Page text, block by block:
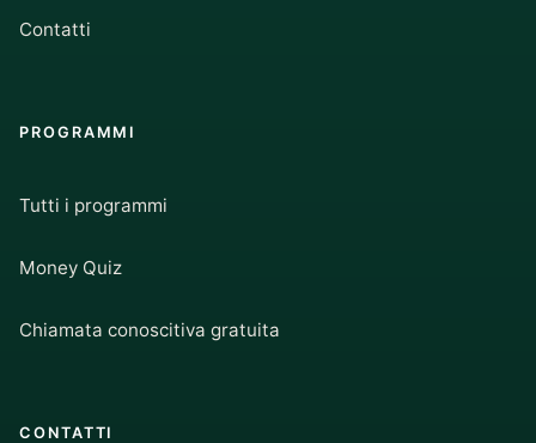
Contatti
PROGRAMMI
Tutti i programmi
Money Quiz
Chiamata conoscitiva gratuita
CONTATTI